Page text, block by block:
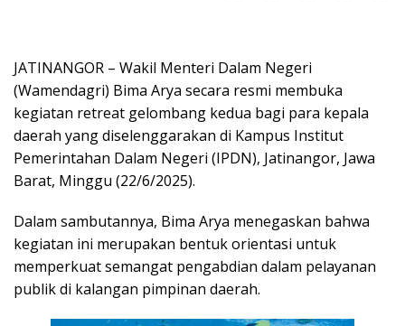
JATINANGOR – Wakil Menteri Dalam Negeri
(Wamendagri) Bima Arya secara resmi membuka
kegiatan retreat gelombang kedua bagi para kepala
daerah yang diselenggarakan di Kampus Institut
Pemerintahan Dalam Negeri (IPDN), Jatinangor, Jawa
Barat, Minggu (22/6/2025).
Dalam sambutannya, Bima Arya menegaskan bahwa
kegiatan ini merupakan bentuk orientasi untuk
memperkuat semangat pengabdian dalam pelayanan
publik di kalangan pimpinan daerah.